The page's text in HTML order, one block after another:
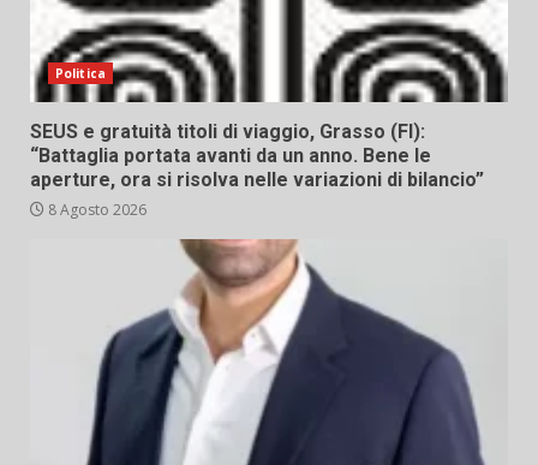
Politica
SEUS e gratuità titoli di viaggio, Grasso (FI):
“Battaglia portata avanti da un anno. Bene le
aperture, ora si risolva nelle variazioni di bilancio”
8 Agosto 2026